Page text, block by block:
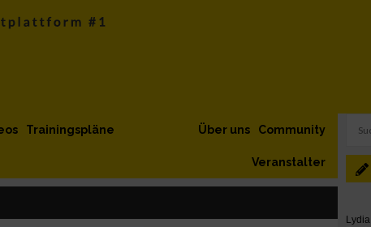
Trainingspläne Community
Über uns
Veranstalter